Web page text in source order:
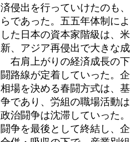
済侵出を行っていけたのも
らであった。五五年体制に
した日本の資本家階級は、
新、アジア再侵出で大きな
右肩上がりの経済成長の
闘路線が定着していった。
相場を決める春闘方式は、
争であり、労組の職場活動
政治闘争は沈滞していった
闘争を最後として終結し、